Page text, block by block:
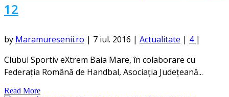
12
by Maramuresenii.ro | 7 iul. 2016 | Actualitate | 4 |
Clubul Sportiv eXtrem Baia Mare, în colaborare cu
Federația Română de Handbal, Asociația Județeană...
Read More